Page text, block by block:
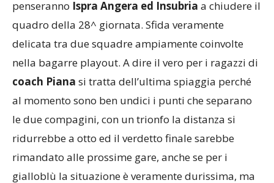
penseranno Ispra Angera ed Insubria a chiudere il
quadro della 28^ giornata. Sfida veramente
delicata tra due squadre ampiamente coinvolte
nella bagarre playout. A dire il vero per i ragazzi di
coach Piana si tratta dell’ultima spiaggia perché
al momento sono ben undici i punti che separano
le due compagini, con un trionfo la distanza si
ridurrebbe a otto ed il verdetto finale sarebbe
rimandato alle prossime gare, anche se per i
gialloblù la situazione è veramente durissima, ma